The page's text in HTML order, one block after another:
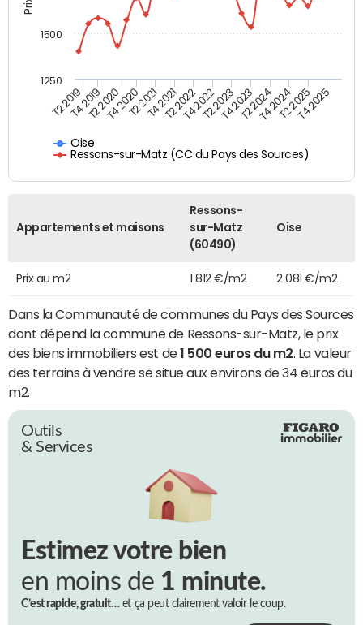
Oise
Ressons-sur-Matz (CC du Pays des Sources)
T2 2019T4 2019T2 2020T4 2020T2 2021T4 2021T2 2022T4 2022T2 2023T4 2023T2 2024T4 2024T2 2025T4 2025
1250
1500
Appartements et maisons
Ressons-
sur-Matz
(60490)
Oise
Prix au m2 1 812 €/m2 2 081 €/m2
Dans la Communauté de communes du Pays des Sources
dont dépend la commune de Ressons-sur-Matz, le prix
des biens immobiliers est de1 500 euros du m2 . La valeur
des terrains à vendre se situe aux environs de 34 euros du
m2.
Outils
& Services
Estimez votre bien
en moins de 1 minute.
C’est rapide, gratuit…et ça peut clairement valoir le coup.